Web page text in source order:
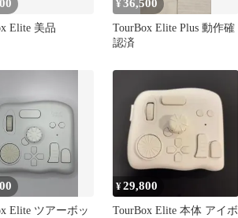
Elite 美品
¥36,500
TourBox Elite Plus 動作確
認済
Elite ツアーボッ
¥29,800
TourBox Elite 本体 アイボ